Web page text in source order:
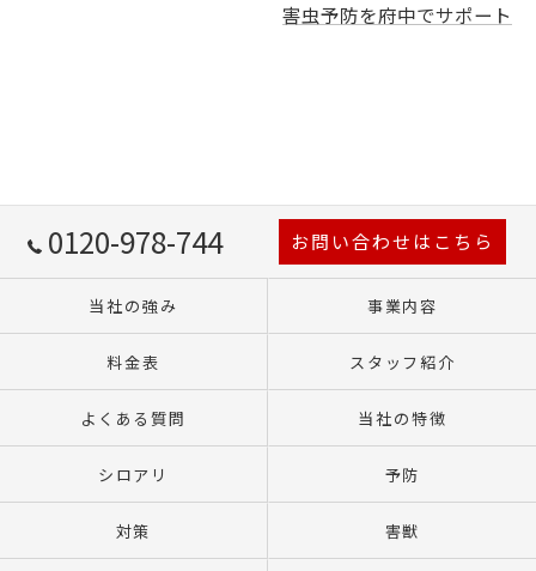
害虫予防を府中でサポート
0120-978-744 お問い合わせはこちら
当社の強み 事業内容
料金表 スタッフ紹介
よくある質問 当社の特徴
シロアリ 予防
対策 害獣